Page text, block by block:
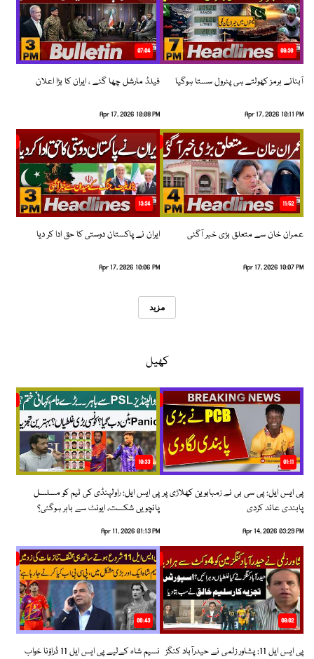
08:36
آبنائے ہرمز کھولتے ہی پٹرول سستا ہوگیا
Apr 17, 2026 10:11 PM
07:04
فیلڈ مارشل چھا گئے ، ایران کا بڑا اعلان
Apr 17, 2026 10:08 PM
11:52
عمران خان سے متعلق بڑی خبر آگئی
Apr 17, 2026 10:07 PM
13:34
ایران نے پاکستان دوستی کا حق ادا کر دیا
Apr 17, 2026 10:06 PM
مزید
کھیل
01:11
پی ایس ایل: پی سی بی نے زمبابوین کھلاڑی پر
پابندی عائد کردی
Apr 14, 2026 03:29 PM
10:33
پی ایس ایل: راولپنڈی کی ٹیم کو مسلسل
پانچویں شکست، ایونٹ سے باہر ہوگئی؟
Apr 11, 2026 01:13 PM
09:02
پی ایس ایل 11: پشاور زلمی نے حیدرآباد کنگز
06:43
نسیم شاہ کےلیے پی ایس ایل 11 ڈراؤنا خواب